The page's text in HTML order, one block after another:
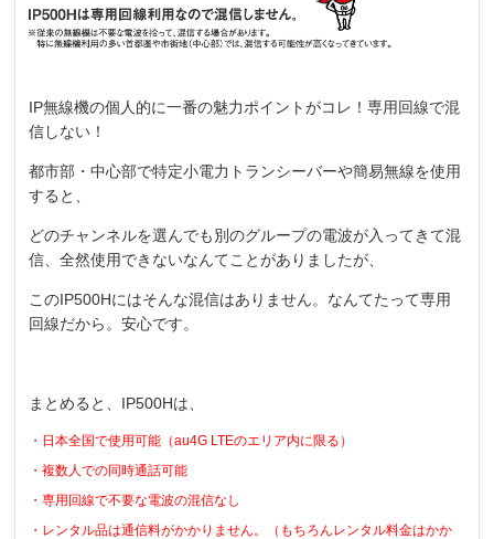
IP無線機の個人的に一番の魅力ポイントがコレ！専用回線で混
信しない！
都市部・中心部で特定小電力トランシーバーや簡易無線を使用
すると、
どのチャンネルを選んでも別のグループの電波が入ってきて混
信、全然使用できないなんてことがありましたが、
このIP500Hにはそんな混信はありません。なんてたって専用
回線だから。安心です。
まとめると、IP500Hは、
・日本全国で使用可能（au4G LTEのエリア内に限る）
・複数人での同時通話可能
・専用回線で不要な電波の混信なし
・レンタル品は通信料がかかりません。（もちろんレンタル料金はかか